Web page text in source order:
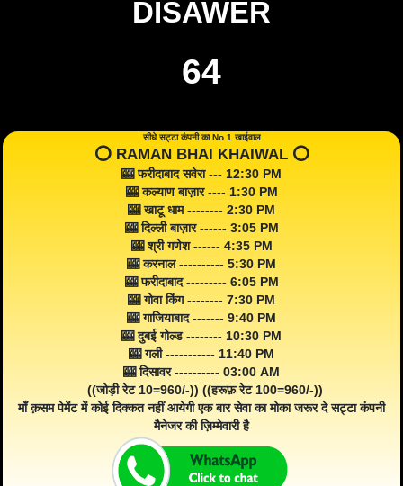
DISAWER
64
सीधे सट्टा कंपनी का No 1 खाईवाल
⭕️ RAMAN BHAI KHAIWAL ⭕️
🎰 फरीदाबाद सवेरा --- 12:30 PM
🎰 कल्याण बाज़ार ---- 1:30 PM
🎰 खाटू धाम -------- 2:30 PM
🎰 दिल्ली बाज़ार ------ 3:05 PM
🎰 श्री गणेश ------ 4:35 PM
🎰 करनाल ---------- 5:30 PM
🎰 फरीदाबाद --------- 6:05 PM
🎰 गोवा किंग -------- 7:30 PM
🎰 गाजियाबाद ------- 9:40 PM
🎰 दुबई गोल्ड -------- 10:30 PM
🎰 गली ----------- 11:40 PM
🎰 दिसावर ---------- 03:00 AM
((जोड़ी रेट 10=960/-)) ((हरूफ़ रेट 100=960/-))
माँ क़सम पेमेंट में कोई दिक्कत नहीं आयेगी एक बार सेवा का मोका जरूर दे सट्टा कंपनी
मैनेजर की ज़िम्मेवारी है